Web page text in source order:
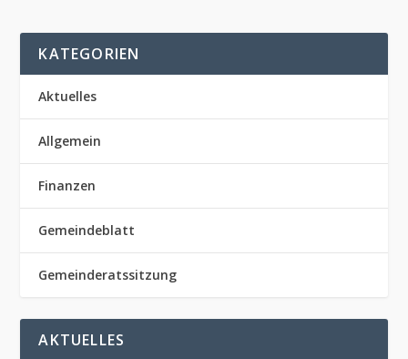
KATEGORIEN
Aktuelles
Allgemein
Finanzen
Gemeindeblatt
Gemeinderatssitzung
AKTUELLES